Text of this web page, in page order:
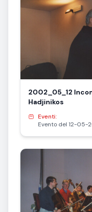
2002_05_12
Hadjinikos
Eventi:
Evento del 12-05-